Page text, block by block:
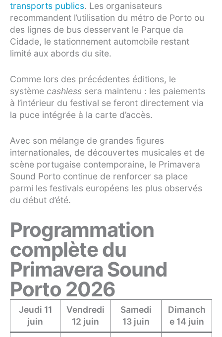
transports publics. Les organisateurs
recommandent l’utilisation du métro de Porto ou
des lignes de bus desservant le Parque da
Cidade, le stationnement automobile restant
limité aux abords du site.
Comme lors des précédentes éditions, le
système cashless sera maintenu : les paiements
à l’intérieur du festival se feront directement via
la puce intégrée à la carte d’accès.
Avec son mélange de grandes figures
internationales, de découvertes musicales et de
scène portugaise contemporaine, le Primavera
Sound Porto continue de renforcer sa place
parmi les festivals européens les plus observés
du début d’été.
Programmation
complète du
Primavera Sound
Porto 2026
Jeudi 11
juin
Vendredi
12 juin
Samedi
13 juin
Dimanch
e 14 juin